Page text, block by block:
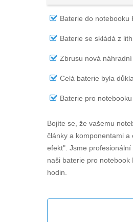
Baterie do notebooku
Baterie se skládá z
Zbrusu nová náhradní
Celá baterie byla
Baterie pro
Bojíte se, že vašemu
články a komponentami
efekt". Jsme
naši baterie pro notebook
hodin.